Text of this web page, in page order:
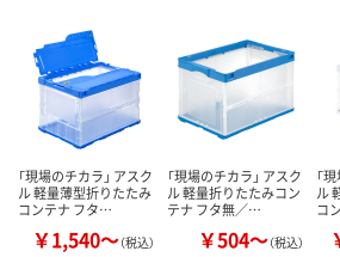
「現場のチカラ」 アスク
ル 軽量薄型折りたたみ
コンテナ フタ…
￥1,540～（税込）
「現場のチカラ」 アスク
ル 軽量折りたたみコン
テナ フタ無／…
￥504～（税込）
「
ル
コ